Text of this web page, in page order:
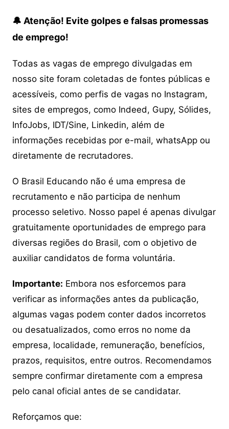
🔔 Atenção! Evite golpes e falsas promessas
de emprego!
Todas as vagas de emprego divulgadas em
nosso site foram coletadas de fontes públicas e
acessíveis, como perfis de vagas no Instagram,
sites de empregos, como Indeed, Gupy, Sólides,
InfoJobs, IDT/Sine, Linkedin, além de
informações recebidas por e-mail, whatsApp ou
diretamente de recrutadores.
O Brasil Educando não é uma empresa de
recrutamento e não participa de nenhum
processo seletivo. Nosso papel é apenas divulgar
gratuitamente oportunidades de emprego para
diversas regiões do Brasil, com o objetivo de
auxiliar candidatos de forma voluntária.
Importante: Embora nos esforcemos para
verificar as informações antes da publicação,
algumas vagas podem conter dados incorretos
ou desatualizados, como erros no nome da
empresa, localidade, remuneração, benefícios,
prazos, requisitos, entre outros. Recomendamos
sempre confirmar diretamente com a empresa
pelo canal oficial antes de se candidatar.
Reforçamos que: